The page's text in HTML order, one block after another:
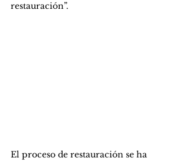
restauración”.
El proceso de restauración se ha